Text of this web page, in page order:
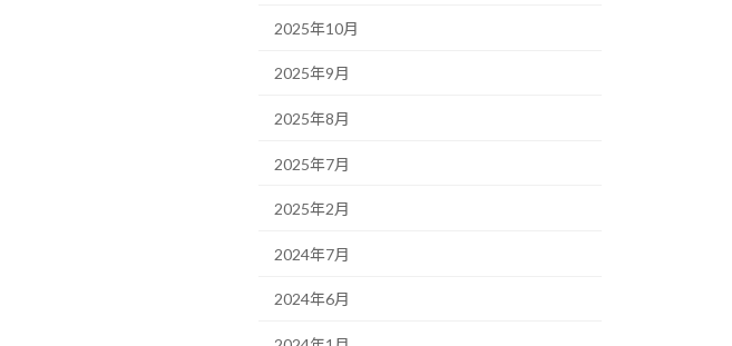
2025年10月
2025年9月
2025年8月
2025年7月
2025年2月
2024年7月
2024年6月